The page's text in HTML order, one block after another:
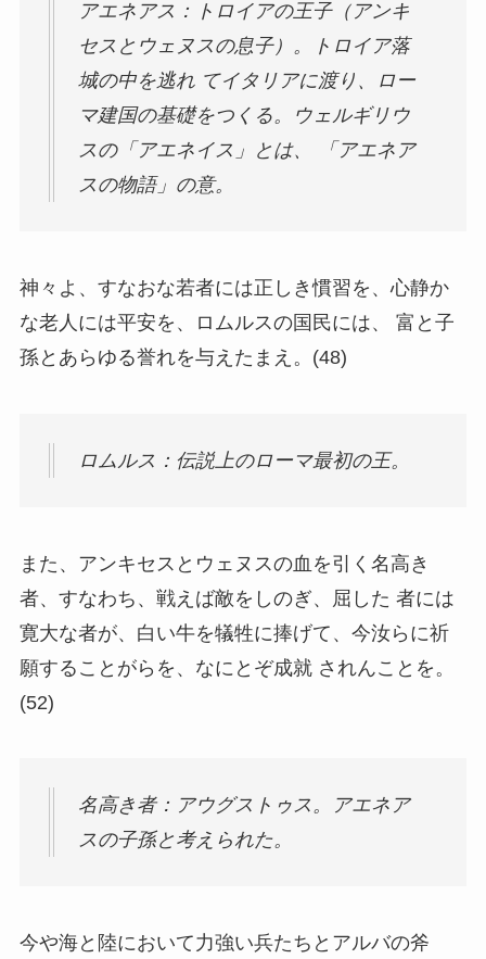
アエネアス：トロイアの王子（アンキ
セスとウェヌスの息子）。トロイア落
城の中を逃れ てイタリアに渡り、ロー
マ建国の基礎をつくる。ウェルギリウ
スの「アエネイス」とは、 「アエネア
スの物語」の意。
神々よ、すなおな若者には正しき慣習を、心静か
な老人には平安を、ロムルスの国民には、 富と子
孫とあらゆる誉れを与えたまえ。(48)
ロムルス：伝説上のローマ最初の王。
また、アンキセスとウェヌスの血を引く名高き
者、すなわち、戦えば敵をしのぎ、屈した 者には
寛大な者が、白い牛を犠牲に捧げて、今汝らに祈
願することがらを、なにとぞ成就 されんことを。
(52)
名高き者：アウグストゥス。アエネア
スの子孫と考えられた。
今や海と陸において力強い兵たちとアルバの斧